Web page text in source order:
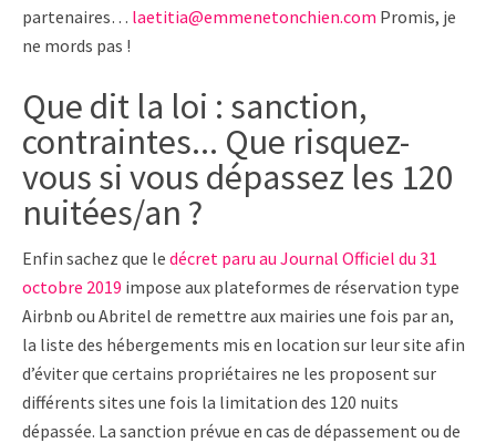
partenaires… laetitia@emmenetonchien.com Promis, je
ne mords pas !
Que dit la loi : sanction,
contraintes... Que risquez-
vous si vous dépassez les 120
nuitées/an ?
Enfin sachez que le décret paru au Journal Officiel du 31
octobre 2019 impose aux plateformes de réservation type
Airbnb ou Abritel de remettre aux mairies une fois par an,
la liste des hébergements mis en location sur leur site afin
d’éviter que certains propriétaires ne les proposent sur
différents sites une fois la limitation des 120 nuits
dépassée. La sanction prévue en cas de dépassement ou de